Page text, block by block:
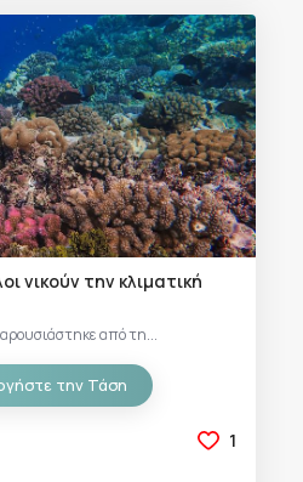
νικούν την κλιματική
από τη...
την Τάση
1